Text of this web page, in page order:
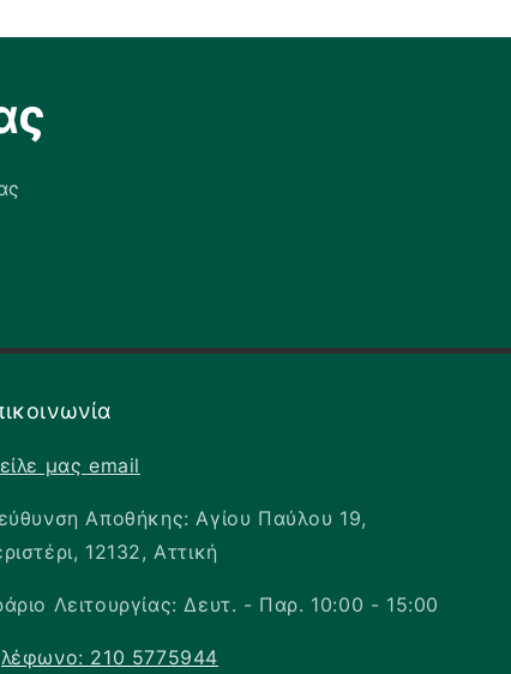
μας email
Αποθήκης: Αγίου Παύλου 19,
12132, Αττική
Λειτουργίας: Δευτ. - Παρ. 10:00 - 15:00
210 5775944